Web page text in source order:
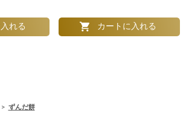
> ずんだ餅